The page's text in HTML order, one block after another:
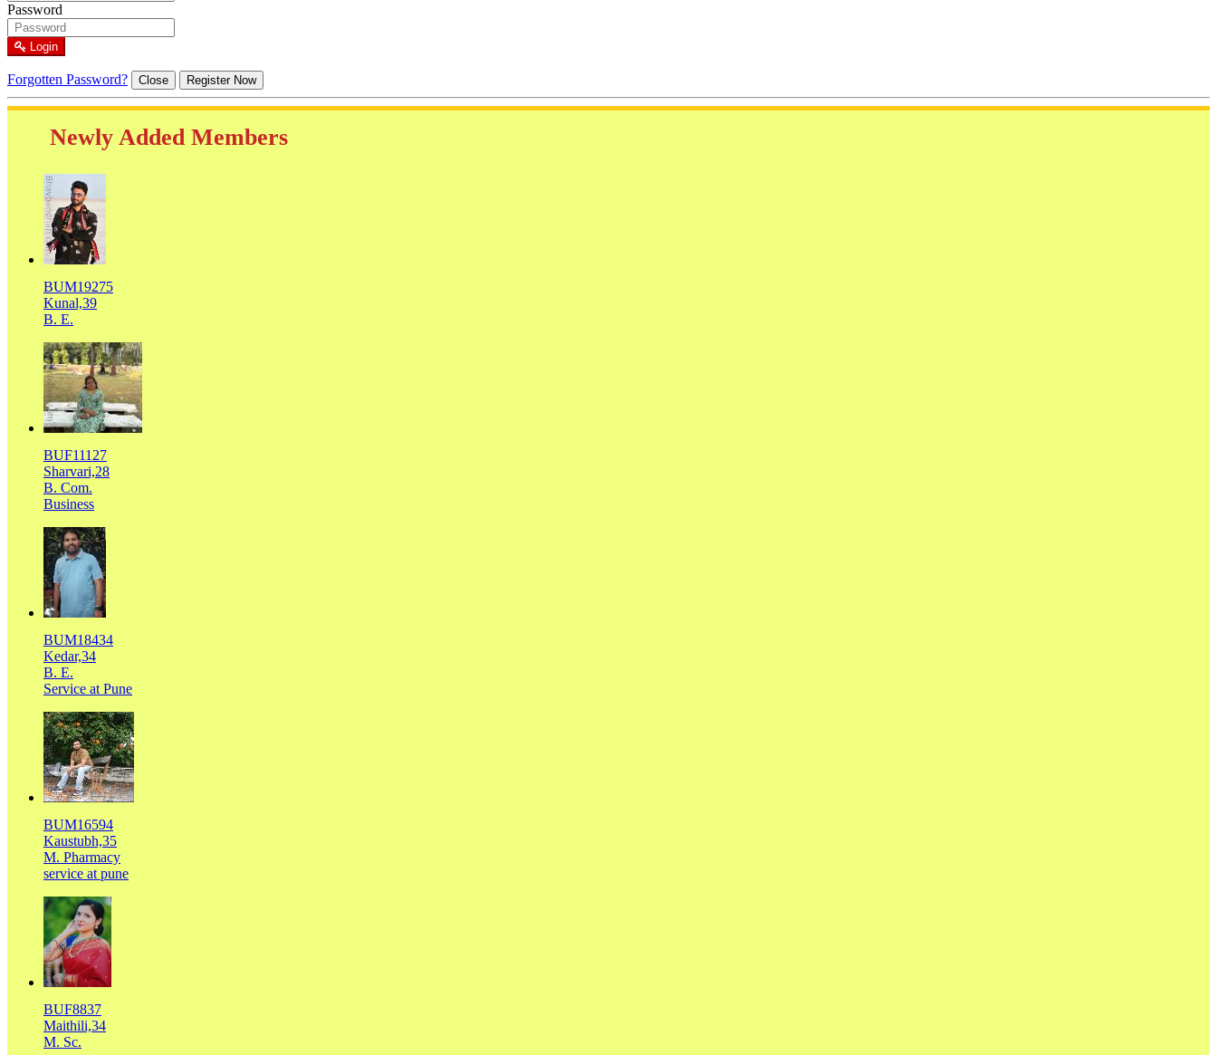
Password
Login
Forgotten Password? Close Register Now
Newly Added Members
BUM19275
Kunal,39
B. E.
BUF11127
Sharvari,28
B. Com.
Business
BUM18434
Kedar,34
B. E.
Service at Pune
BUM16594
Kaustubh,35
M. Pharmacy
service at pune
BUF8837
Maithili,34
M. Sc.